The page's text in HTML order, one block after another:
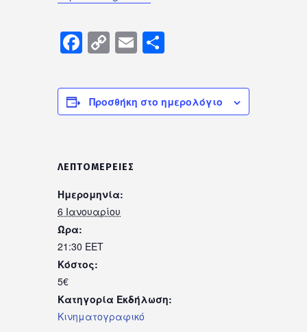
Facebook
Copy
Link
Email
Προσθήκη στο ημερολόγιο
ΛΕΠΤΟΜΈΡΕΙΕΣ
Ημερομηνία:
6 Ιανουαρίου
Ώρα:
21:30 EET
Κόστος:
5€
Κατηγορία Εκδήλωση:
Κινηματογραφικό